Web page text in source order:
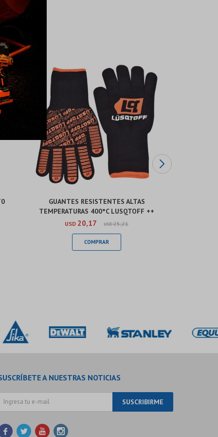
GUANTES RESISTENTES ALTAS
TEMPERATURAS 400°C LUSQTOFF ++
USD 20,17 USD 25,21
A NUESTRAS NOTICIAS
SUSCRIBIRME
   